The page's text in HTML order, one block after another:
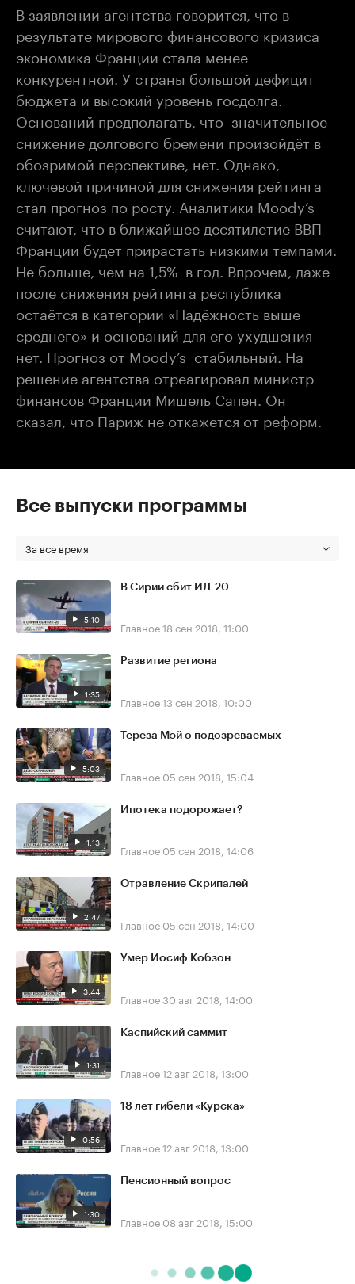
В заявлении агентства говорится, что в
результате мирового финансового кризиса
экономика Франции стала менее
конкурентной. У страны большой дефицит
бюджета и высокий уровень госдолга.
Оснований предполагать, что значительное
снижение долгового бремени произойдёт в
обозримой перспективе, нет. Однако,
ключевой причиной для снижения рейтинга
стал прогноз по росту. Аналитики Moody’s
считают, что в ближайшее десятилетие ВВП
Франции будет прирастать низкими темпами.
Не больше, чем на 1,5% в год. Впрочем, даже
после снижения рейтинга республика
остаётся в категории «Надёжность выше
среднего» и оснований для его ухудшения
нет. Прогноз от Moody’s стабильный. На
решение агентства отреагировал министр
финансов Франции Мишель Сапен. Он
сказал, что Париж не откажется от реформ.
Все выпуски программы
За все время
5:10
В Сирии сбит ИЛ-20
Главное18 сен 2018, 11:00
1:35
Развитие региона
Главное13 сен 2018, 10:00
5:03
Тереза Мэй о подозреваемых
Главное 05 сен 2018, 15:04
1:13
Ипотека подорожает?
Главное 05 сен 2018, 14:06
2:47
Отравление Скрипалей
Главное 05 сен 2018, 14:00
3:44
Умер Иосиф Кобзон
Главное30 авг 2018, 14:00
1:31
Каспийский саммит
Главное12 авг 2018, 13:00
0:56
18 лет гибели «Курска»
Главное12 авг 2018, 13:00
1:30
Пенсионный вопрос
Главное 08 авг 2018, 15:00